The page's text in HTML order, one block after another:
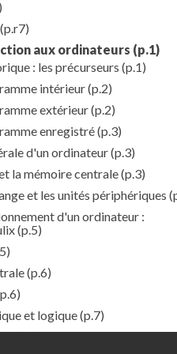
(p.r7)
aux ordinateurs (p.1)
: les précurseurs (p.1)
intérieur(p.2)
extérieur(p.2)
enregistré(p.3)
d'un ordinateur(p.3)
la mémoire centrale(p.3)
et les unités périphériques
d'un ordinateur :
(p.5)
(p.6)
et logique(p.7)
(p.8)